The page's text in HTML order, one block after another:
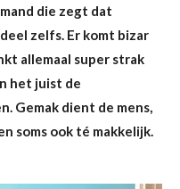
die zegt dat
zelfs. Er komt bizar
allemaal super strak
het juist de
Gemak dient de mens,
soms ook té makkelijk.